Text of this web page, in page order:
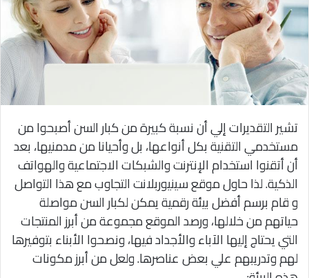
تشير التقديرات إلي أن نسبة كبيرة من كبار السن أصبحوا من
مستخدمي التقنية بكل أنواعها، بل وأحيانا من مدمنيها، بعد
أن أتقنوا استخدام الإنترنت والشبكات الاجتماعية والهواتف
الذكية. لذا حاول موقع سينيوربلانت التجاوب مع هذا التواصل
و قام برسم أفضل بيئة رقمية يمكن لكبار السن مواصلة
حياتهم من خلالها، ورصد الموقع مجموعة من أبرز المنتجات
التي يحتاج إليها الآباء والأجداد فيها، ونصحوا الأبناء بتوفيرها
لهم وتدريبهم علي بعض عناصرها. ولعل من أبرز مكونات